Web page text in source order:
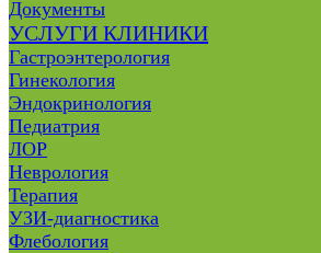
Документы
УСЛУГИ КЛИНИКИ
Гастроэнтерология
Гинекология
Эндокринология
Педиатрия
ЛОР
Неврология
Терапия
УЗИ-диагностика
Флебология